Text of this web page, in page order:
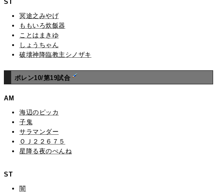
ST
冥途之みやげ
ももいろ炊飯器
ことはまきゆ
しょうちゃん
破壊神降臨教主シノザキ
ポレン10/第19試合
AM
海辺のピッカ
子鬼
サラマンダー
ＯＪ２２６７５
星降る夜のぺんね
ST
闇